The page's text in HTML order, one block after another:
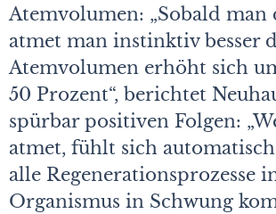
Atemvolumen: „Sobald man
atmet man instinktiv besser
Atemvolumen erhöht sich
50 Prozent“, berichtet
spürbar positiven Folgen:
atmet, fühlt sich automatisch
alle Regenerationsprozesse
Organismus in Schwung